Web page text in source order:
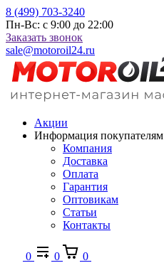
8 (499) 703-3240
Пн-Вс: с 9:00 до 22:00
Заказать звонок
sale@motoroil24.ru
Акции
Информация покупателям
Компания
Доставка
Оплата
Гарантия
Оптовикам
Статьи
Контакты
0 0
0